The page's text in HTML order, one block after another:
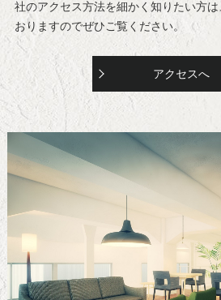
社のアクセス方法を細かく知りたい方
おりますのでぜひご覧ください。
アクセスへ